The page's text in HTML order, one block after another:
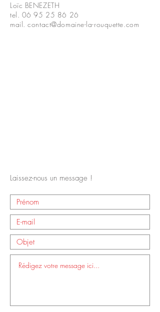
Loïc BENEZETH
tel. 06 95 25 86 26
mail. contact@domaine-la-rouquette.com
Laissez-nous un message !